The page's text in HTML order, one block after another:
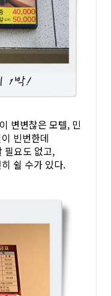
변변찮은 모텔, 민
빈번한데
필요도 없고,
쉴 수가 있다.